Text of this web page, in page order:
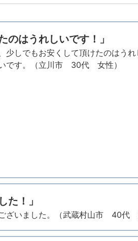
のはうれしいです！」
少しでもお安くして頂けたのはう
です。（立川市 30代 女性）
た！」
ざいました。（武蔵村山市 40代